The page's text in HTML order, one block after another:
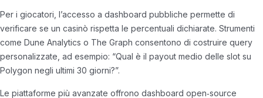
Per i giocatori, l’accesso a dashboard pubbliche permette di
verificare se un casinò rispetta le percentuali dichiarate. Strumenti
come Dune Analytics o The Graph consentono di costruire query
personalizzate, ad esempio: “Qual è il payout medio delle slot su
Polygon negli ultimi 30 giorni?”.
Le piattaforme più avanzate offrono dashboard open‑source